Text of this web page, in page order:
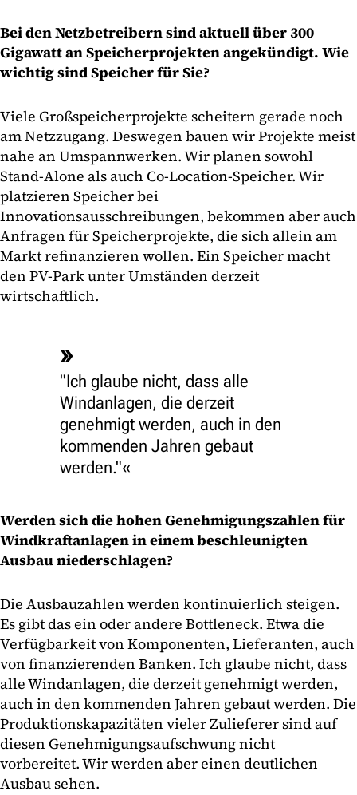
Bei den Netzbetreibern sind aktuell über 300
Gigawatt an Speicherprojekten angekündigt. Wie
wichtig sind Speicher für Sie?
Viele Großspeicherprojekte scheitern gerade noch
am Netzzugang. Deswegen bauen wir Projekte meist
nahe an Umspannwerken. Wir planen sowohl
Stand-Alone als auch Co-Location-Speicher. Wir
platzieren Speicher bei
Innovationsausschreibungen, bekommen aber auch
Anfragen für Speicherprojekte, die sich allein am
Markt refinanzieren wollen. Ein Speicher macht
den PV-Park unter Umständen derzeit
wirtschaftlich.
"Ich glaube nicht, dass alle
Windanlagen, die derzeit
genehmigt werden, auch in den
kommenden Jahren gebaut
werden."
Werden sich die hohen Genehmigungszahlen für
Windkraftanlagen in einem beschleunigten
Ausbau niederschlagen?
Die Ausbauzahlen werden kontinuierlich steigen.
Es gibt das ein oder andere Bottleneck. Etwa die
Verfügbarkeit von Komponenten, Lieferanten, auch
von finanzierenden Banken. Ich glaube nicht, dass
alle Windanlagen, die derzeit genehmigt werden,
auch in den kommenden Jahren gebaut werden. Die
Produktionskapazitäten vieler Zulieferer sind auf
diesen Genehmigungsaufschwung nicht
vorbereitet. Wir werden aber einen deutlichen
Ausbau sehen.